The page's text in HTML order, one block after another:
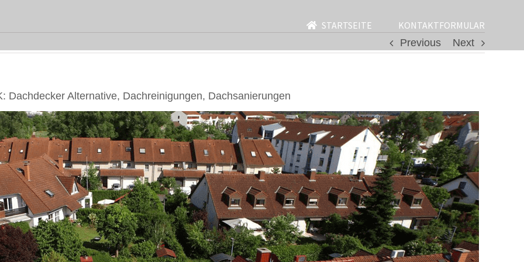
STARTSEITE
KONTAKTFORMULAR
Previous
Next
Alternative, Dachreinigungen, Dachsanierungen